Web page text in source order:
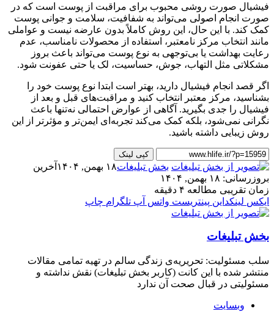
فیشیال صورت روشی محبوب برای مراقبت از پوست است که در
صورت انجام اصولی می‌تواند به شفافیت، سلامت و جوانی پوست
کمک کند. با این حال، این روش کاملاً بدون عارضه نیست و عواملی
مانند انتخاب مرکز نامعتبر، استفاده از محصولات نامناسب، عدم
رعایت بهداشت یا بی‌توجهی به نوع پوست می‌تواند باعث بروز
مشکلاتی مثل التهاب، جوش، حساسیت، لک یا حتی عفونت شود.
اگر قصد انجام فیشیال دارید، بهتر است ابتدا نوع پوست خود را
بشناسید، مرکز معتبر انتخاب کنید و مراقبت‌های قبل و بعد از
فیشیال را جدی بگیرید. آگاهی از عوارض احتمالی نه‌تنها باعث
نگرانی نمی‌شود، بلکه کمک می‌کند تجربه‌ای ایمن‌تر و مؤثرتر از این
روش زیبایی داشته باشید.
کپی لینک
بخش تبلیغات۱۸ بهمن, ۱۴۰۴
آخرین
بروزرسانی: ۱۸ بهمن, ۱۴۰۴
زمان تقریبی مطالعه ۴ دقیقه
ایکس لینکداین پینتریست واتس آپ تلگرام چاپ
بخش تبلیغات
سلب‌ مسئولیت: تحریریه‌ی زندگی سالم در تهیه‌ تمامی مقالات
منتشر شده با این کانت (کاربر بخش تبلیغات) نقش نداشته و
مسئولیتی در قبال صحت آن ندارد
وبسایت